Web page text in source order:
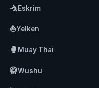
🤺Eskrim
⛵Yelken
🥊 Muay Thai
🥋Wushu